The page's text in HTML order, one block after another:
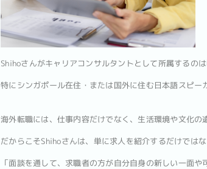
Shihoさんがキャリアコンサルタントとして所属するの
特にシンガポール在住・または国外に住む日本語スピー
海外転職には、仕事内容だけでなく、生活環境や文化の
だからこそShihoさんは、単に求人を紹介するだけでは
「面談を通して、求職者の方が自分自身の新しい一面